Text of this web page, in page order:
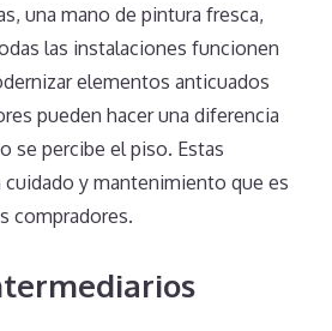
una mano de pintura fresca,
las instalaciones funcionen
elementos anticuados
pueden hacer una diferencia
se percibe el piso. Estas
y mantenimiento que es
compradores.